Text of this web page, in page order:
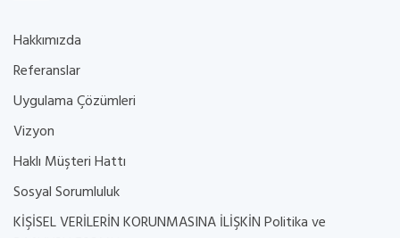
Hakkımızda
Referanslar
Uygulama Çözümleri
Vizyon
Haklı Müşteri Hattı
Sosyal Sorumluluk
KİŞİSEL VERİLERİN KORUNMASINA İLİŞKİN Politika ve